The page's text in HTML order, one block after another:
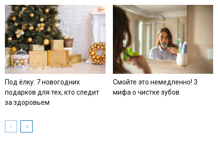
Под ёлку: 7 новогодних
подарков для тех, кто следит
за здоровьем
Смойте это немедленно! 3
мифа о чистке зубов